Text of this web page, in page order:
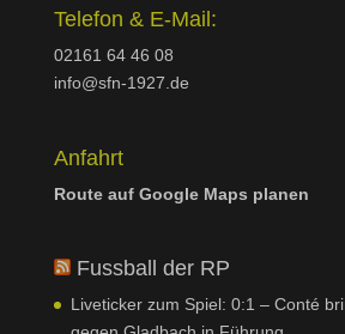
Telefon & E-Mail:
02161 64 46 08
info@sfn-1927.de
Anfahrt
Route auf Google Maps planen
Fussball der RP
Liveticker zum Spiel: 0:1 – Conté